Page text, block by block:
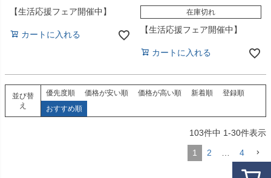
【生活応援フェア開催中】
カートに入れる
在庫切れ
【生活応援フェア開催中】
カートに入れる
並び替
え
優先度順 価格が安い順 価格が高い順 新着順
登録順
おすすめ順
103件中 1-30件表示
1 2 4